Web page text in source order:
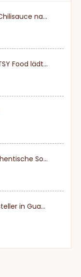
Wie lange wird die süße Chilisauce nach einmal eröffnet?
Guangdong Zhongshan TSY Food lädt Sie herzlich ein, die Dubai Gulfood Exhibition 2026 zu besuchen
TSY Food präsentiert authentische Sojasauce auf der SIAL PARIS 2024
Premium-TSY-Nudelhersteller in Guangdong